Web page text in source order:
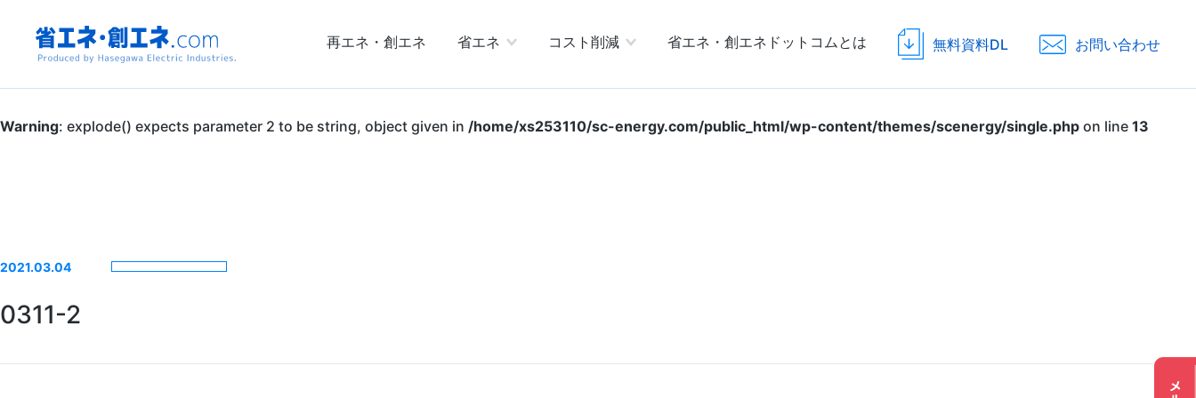
省エネ・創エ
ネ.com
再エネ・創エネ 省エネ コスト削減 省エネ・創エネドットコムとは 無料資料DL お問い合わせ
Warning: explode() expects parameter 2 to be string, object given in /home/xs253110/sc-energy.com/public_html/wp-content/themes/scenergy/single.php on line 13
2021.03.04
0311-2